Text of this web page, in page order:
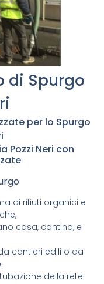
di Spurgo
per lo Spurgo
Pozzi Neri con
di rifiuti organici e
casa, cantina, e
cantieri edili o da
della rete